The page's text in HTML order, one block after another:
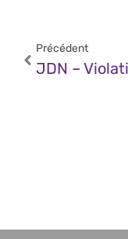
Précédent